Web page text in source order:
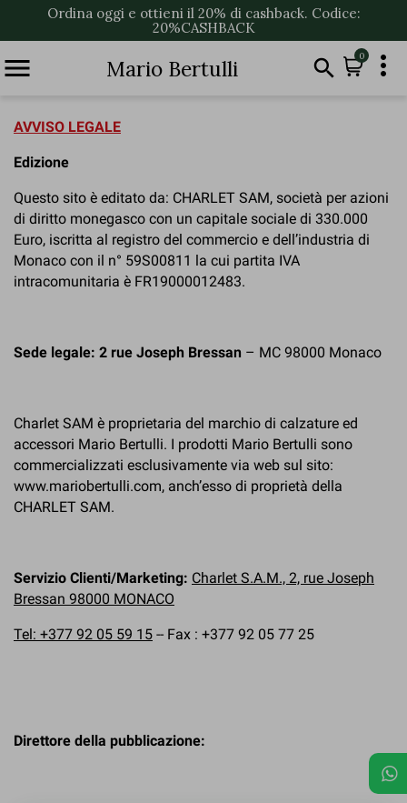
Ordina oggi e ottieni il 20% di cashback. Codice:
20%CASHBACK
 Mario Bertulli  0 
AVVISO LEGALE
Edizione
Questo sito è editato da: CHARLET SAM, società per azioni
di diritto monegasco con un capitale sociale di 330.000
Euro, iscritta al registro del commercio e dell’industria di
Monaco con il n° 59S00811 la cui partita IVA
intracomunitaria è FR19000012483.
Sede legale: 2 rue Joseph Bressan – MC 98000 Monaco
Charlet SAM è proprietaria del marchio di calzature ed
accessori Mario Bertulli. I prodotti Mario Bertulli sono
commercializzati esclusivamente via web sul sito:
www.mariobertulli.com, anch’esso di proprietà della
CHARLET SAM.
Servizio Clienti/Marketing: Charlet S.A.M., 2, rue Joseph
Bressan 98000 MONACO
Tel: +377 92 05 59 15 -- Fax : +377 92 05 77 25
Direttore della pubblicazione: